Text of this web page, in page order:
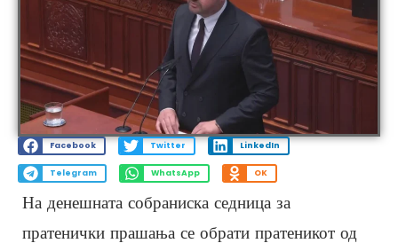
Facebook Twitter LinkedIn
Telegram WhatsApp OK
На денешната собраниска седница за
пратенички прашања се обрати пратеникот од